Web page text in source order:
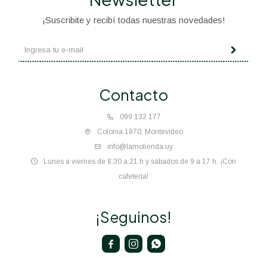
Contacto
099 132 177
Colonia 1870, Montevideo
info@lamolienda.uy
Lunes a viernes de 8:30 a 21 h y sábados de 9 a 17 h. ¡Con
cafetería!
¡Suscribite y recibí todas nuestras novedades!
¡Seguinos!
  